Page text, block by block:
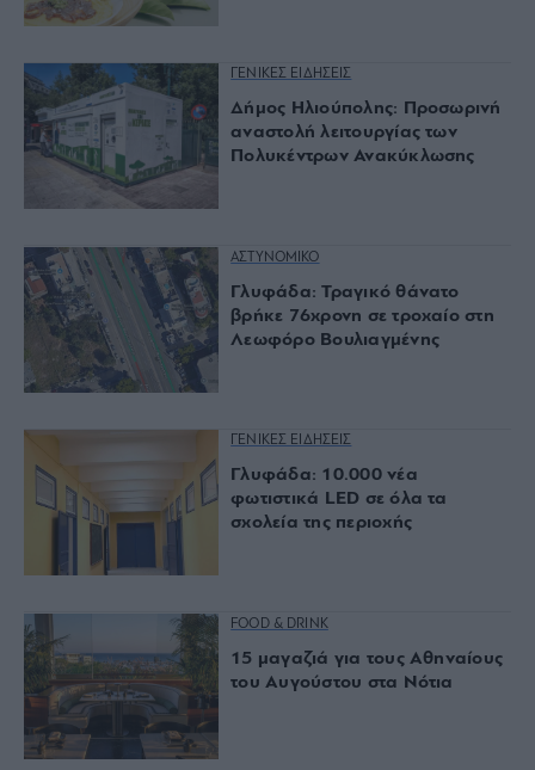
ΓΕΝΙΚΕΣ ΕΙΔΗΣΕΙΣ
Δήμος Ηλιούπολης: Προσωρινή
αναστολή λειτουργίας των
Πολυκέντρων Ανακύκλωσης
ΑΣΤΥΝΟΜΙΚΟ
Γλυφάδα: Τραγικό θάνατο
βρήκε 76χρονη σε τροχαίο στη
Λεωφόρο Βουλιαγμένης
ΓΕΝΙΚΕΣ ΕΙΔΗΣΕΙΣ
Γλυφάδα: 10.000 νέα
φωτιστικά LED σε όλα τα
σχολεία της περιοχής
FOOD & DRINK
15 μαγαζιά για τους Αθηναίους
του Αυγούστου στα Νότια